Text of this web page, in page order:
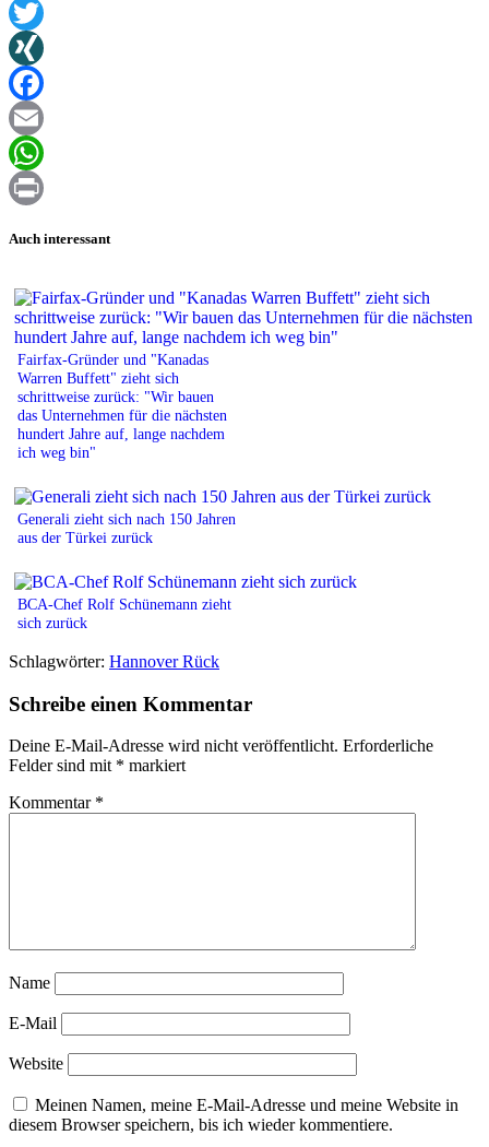
Twitter
XING
Facebook
Email
WhatsApp
Auch interessant
Fairfax-Gründer und "Kanadas
Warren Buffett" zieht sich
schrittweise zurück: "Wir bauen
das Unternehmen für die nächsten
hundert Jahre auf, lange nachdem
ich weg bin"
Generali zieht sich nach 150 Jahren
aus der Türkei zurück
BCA-Chef Rolf Schünemann zieht
sich zurück
Schlagwörter: Hannover Rück
Schreibe einen Kommentar
Deine E-Mail-Adresse wird nicht veröffentlicht. Erforderliche
Felder sind mit * markiert
Kommentar *
Name
E-Mail
Website
Meinen Namen, meine E-Mail-Adresse und meine Website in
diesem Browser speichern, bis ich wieder kommentiere.